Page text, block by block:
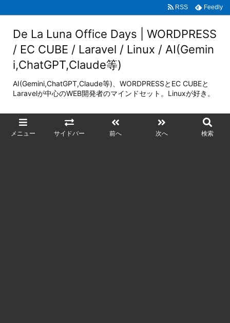
De La Luna Office Days | WORDPRESS
/ EC CUBE / Laravel / Linux / AI(Gemin
i,ChatGPT,Claude等)
AI(Gemini,ChatGPT,Claude等)、WORDPRESSとEC CUBEと
Laravelが中心のWEB開発者のマインドセット。Linuxが好き。
メニュー サイドバー 前へ 次へ 検索
RSS Feedly